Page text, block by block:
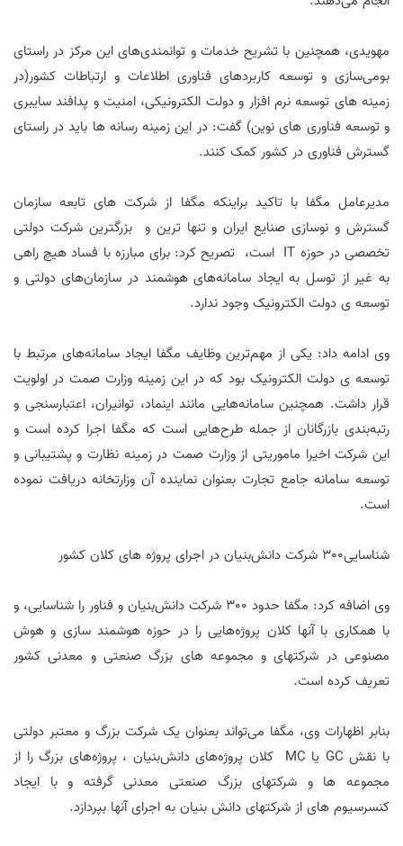
مهویدی، همچنین با تشریح خدمات و توانمندی‌های این مرکز در راستای
بومی‌سازی و توسعه کاربردهای فناوری اطلاعات و ارتباطات کشور(در
زمینه های توسعه نرم افزار و دولت الکترونیکی، امنیت و پدافند سایبری
و توسعه فناوری های نوین) گفت: در این زمینه رسانه ها باید در راستای
گسترش فناوری در کشور کمک کنند.
مدیرعامل مگفا با تاکید براینکه مگفا از شرکت های تابعه سازمان
گسترش و نوسازی صنایع ایران و تنها ترین و بزرگترین شرکت دولتی
تخصصی در حوزه IT است، تصریح کرد: برای مبارزه با فساد هیچ راهی
به غیر از توسل به ایجاد سامانه‌های هوشمند در سازمان‌های دولتی و
توسعه ی دولت الکترونیک وجود ندارد.
وی ادامه داد: یکی از مهم‌ترین وظایف مگفا ایجاد سامانه‌های مرتبط با
توسعه ی دولت الکترونیک بود که در این زمینه وزارت صمت در اولویت
قرار داشت. همچنین سامانه‌هایی مانند اینماد، توانیران، اعتبارسنجی و
رتبه‌بندی بازرگانان از جمله طرح‌هایی است که مگفا اجرا کرده است و
این شرکت اخیرا ماموریتی از وزارت صمت در زمینه نظارت و پشتیبانی و
توسعه سامانه جامع تجارت بعنوان نماینده آن وزارتخانه دریافت نموده
است.
شناسایی300 شرکت دانش‌بنیان در اجرای پروژه های کلان کشور
وی اضافه کرد: مگفا حدود 300 شرکت دانش‌بنیان و فناور را شناسایی، و
با همکاری با آنها کلان‌ پروژه‌هایی را در حوزه هوشمند سازی و هوش
مصنوعی در شرکتهای و مجموعه های بزرگ صنعتی و معدنی کشور
تعریف کرده است.
بنابر اظهارات وی، مگفا می‌تواند بعنوان یک شرکت بزرگ و معتبر دولتی
با نقش GC یا MC کلان پروژه‌های دانش‌بنیان ، پروژه‌های بزرگ را از
مجموعه ها و شرکتهای بزرگ صنعتی معدنی گرفته و با ایجاد
کنسرسیوم های از شرکتهای دانش بنیان به اجرای آنها بپردازد.